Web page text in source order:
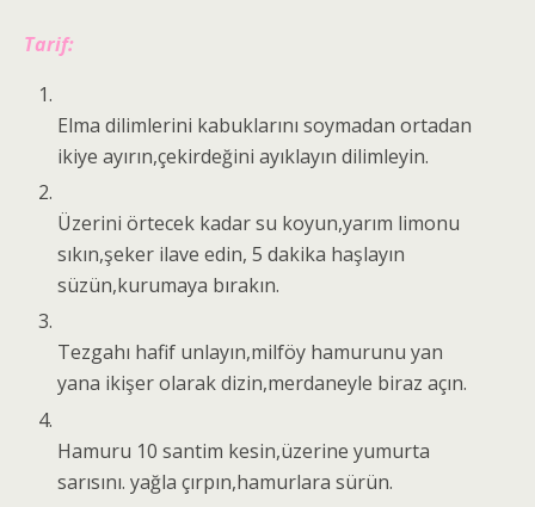
Tarif:
Elma dilimlerini kabuklarını soymadan ortadan
ikiye ayırın,çekirdeğini ayıklayın dilimleyin.
Üzerini örtecek kadar su koyun,yarım limonu
sıkın,şeker ilave edin, 5 dakika haşlayın
süzün,kurumaya bırakın.
Tezgahı hafif unlayın,milföy hamurunu yan
yana ikişer olarak dizin,merdaneyle biraz açın.
Hamuru 10 santim kesin,üzerine yumurta
sarısını. yağla çırpın,hamurlara sürün.